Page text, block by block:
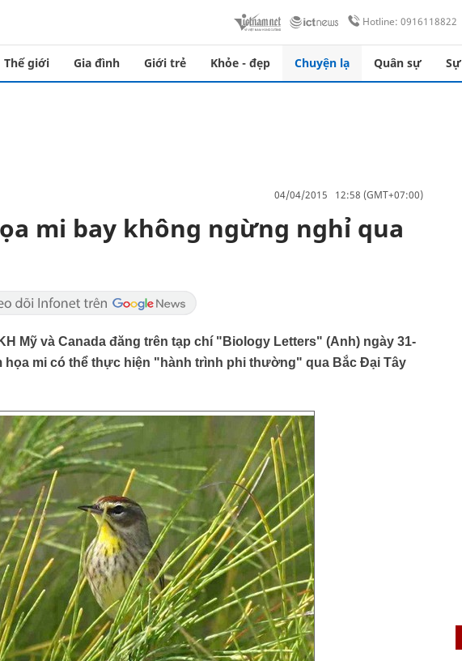
Hotline: 0916118822
Thế giới Gia đình Giới trẻ Khỏe - đẹp Chuyện lạ Quân sự
04/04/2015 12:58 (GMT+07:00)
mi bay không ngừng nghỉ qua
Mỹ và Canada đăng trên tạp chí "Biology Letters" (Anh) ngày 31-
họa mi có thể thực hiện "hành trình phi thường" qua Bắc Đại Tây